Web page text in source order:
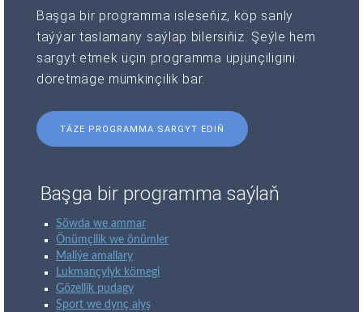
Başga bir programma isleseňiz, köp sanly
taýýar taslamany saýlap bilersiňiz. Şeýle hem
sargyt etmek üçin programma üpjünçiligini
döretmäge mümkinçilik bar.
TÄZE PROGRAMMA SARGYT EDIŇ
Başga bir programma saýlaň
Söwda we ammar
Önümçilik we önümler
Maliýe amallary
Lukmançylyk kömegi
Gözellik pudagy
Sport we dynç alyş